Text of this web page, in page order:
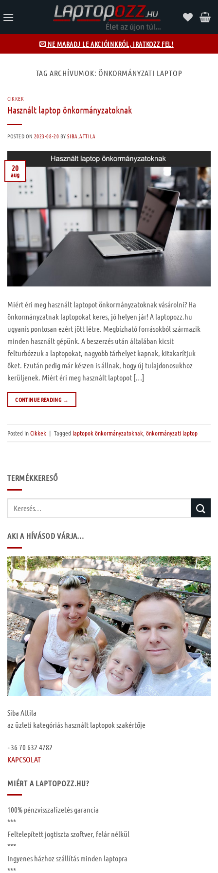
to
NE MARADJ LE AKCIÓINKRÓL, IRATKOZZ FEL!
TAG ARCHÍVUMOK: ÖNKORMÁNYZATI LAPTOP
CIKKEK
Használt laptop önkormányzatoknak
POSTED ON 2023-08-20 BYSIBA.ATTILA
20
aug
Miért éri meg használt laptopot önkormányzatoknak vásárolni? Ha
önkormányzatnak laptopokat keres, jó helyen jár! A laptopozz.hu
ugyanis pontosan ezért jött létre. Megbízható forrásokból származik
minden használt gépünk. A beszerzés után általában kicsit
felturbózzuk a laptopokat, nagyobb tárhelyet kapnak, kitakarítjuk
őket. Ezután pedig már készen is állnak, hogy új tulajdonosukhoz
kerüljenek. Miért éri meg használt laptopot […]
CONTINUE READING →
Posted inCikkek | Tagged laptopok önkormányzatoknak önkormányzati laptop
TERMÉKKERESŐ
AKI A HÍVÁSOD VÁRJA…
Siba Attila
az üzleti kategóriás használt laptopok szakértője
+36 70 632 4782
KAPCSOLAT
MIÉRT A LAPTOPOZZ.HU?
100% pénzvisszafizetés garancia
***
Feltelepített jogtiszta szoftver, felár nélkül
***
Ingyenes házhoz szállítás minden laptopra
***